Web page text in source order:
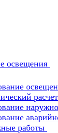
освещения
работы